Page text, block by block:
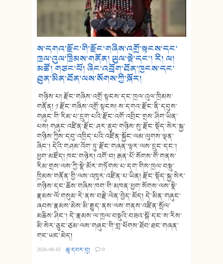
ས་དགའ་རྫོང་གི་རྫོང་གཞིས་འགྲོ་སྟངས་དང་
ཁྲལ་འུལ་ཁྲིམས་གནོན། ཡུལ་སྡེ་དང་། རི། ལ།
མཚོ། གཙང་པོ། ཞིང་འབྲོག་ཐོན་ཁུངས་དང་
ཐུན་མིན་ཐོན་ལས་སོགས་ཀྱི་སྐོར།
གཉིས་པ། རྫོང་གཞིས་འགྲོ་སྟངས་དང་ཁྲལ་འུལ་ཁྲིམས་
གནོན། ༡ རྫོང་གཞིས་འགྲོ་སྟངས། ས་དགའ་རྫོང་ནི་དབུས་
གཞུང་གི་རིམ་པ་དྲུག་པའི་རྫོང་འགོ་འབྲིང་གྲས་ཤིག་ཡིན་
པས། གཞུང་འཛིན་རྫོང་ཤར་ནུབ་གཉིས་སུ་རྫོང་སྡོད་སེར་སྐྱ་
གཉིས་ཀྱིས་དབུ་འཁྲིད་པའི་འཛིན་སྐྱོང་ལམ་ལུགས་ལྡན་
ཞིང་། དེའི་གཤམ་འོག་ཏུ་རྫོང་གཞན་ལྟར་ལས་དྲུང་དང་།
ཕྱག་མཛོད། ཁང་གཉེར། འགོ་བ། རྒན་པོ་སོགས་གོ་གནས་
རིམ་གྲས་ལས་ཀྱི་སྣེ་མོར་གཏོགས་པ་དག་གིས་ཁྲལ་བསྡུ་
ཁྲིམས་གནོན་གྱི་ལས་འཁུར་འཛིན་པ་ཡིན། རྫོང་སྡོད་སྐྱ་སེར་
གཉིས་དང་ཆོས་གཞིས་ཁག་གི་མཁན་ཕྱག་སོགས་ལས་སྣེ་
རྣམས་ལོ་གསུམ་རེ་ནས་བརྗེ་ལེན་བྱེད་མོད། དེ་མིན་གཞུང་
ཞབས་རྣམས་མེས་མི་རྒྱུད་ནས་ལས་གནས་འཛིན་སྲོལ་
མཆིས་ཤིང་། དེ་རྣམས་ལ་ཁྲལ་བསྡུའི་བཟའ་སྒོ་དང་ས་རིས་
མི་སེར་ཅུང་ཙམ་ལས་གཞུང་གི་གླ་ཕོགས་ཐོབ་ཐང་གཞན་
གང་ཡང་མེད།
2026-08-02 ·ཆུ་དབར་བུ། · 0